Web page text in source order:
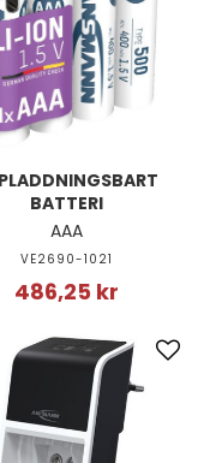
BATTERI
AAA
VE2690-1021
486,25 kr